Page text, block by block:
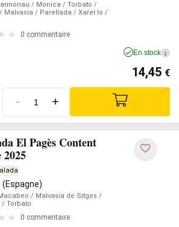
/ Monica / Torbato /
/ Malvasia / Parellada / Xarel·lo /
0 commentaire
En stock i
14,45 €
- +
El Pagès Content
2025
(Espagne)
/ Malvasia de Sitges /
/ Torbato
0 commentaire